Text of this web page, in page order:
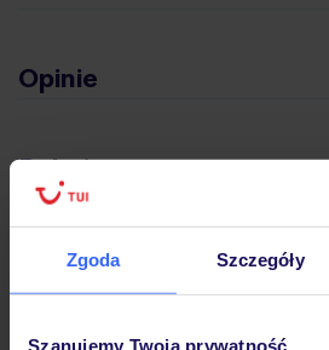
Zgoda Szczegóły
Szanujemy Twoją prywatność
Opinie
Pokoje
Wyżywienie